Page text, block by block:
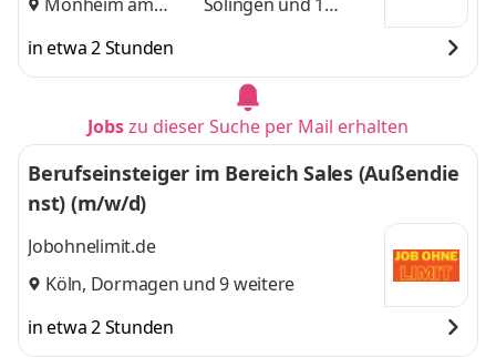
in etwa 2 Stunden
Jobszu dieser Suche per Mail erhalten
Berufseinsteiger im Bereich Sales (Außendie
nst) (m/w/d)
Jobohnelimit.de
Köln, Dormagen und 9 weitere
in etwa 2 Stunden